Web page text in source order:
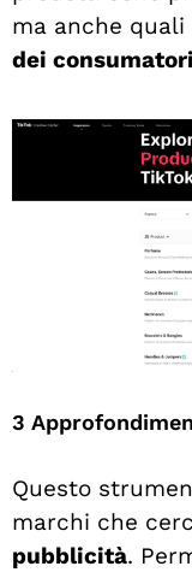
ma anche
dei consumatori
3
Questo
marchi che
pubblicità.